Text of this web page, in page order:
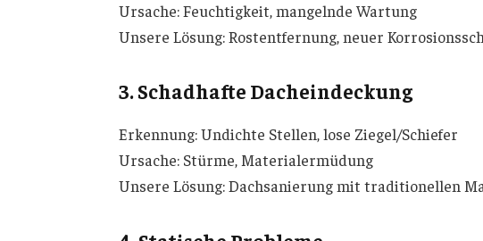
Ursache: Feuchtigkeit, mangelnde Wartung
Unsere Lösung: Rostentfernung, neuer
3. Schadhafte Dacheindeckung
Erkennung: Undichte Stellen, lose Ziegel/Schiefer
Ursache: Stürme, Materialermüdung
Unsere Lösung: Dachsanierung mit traditionellen